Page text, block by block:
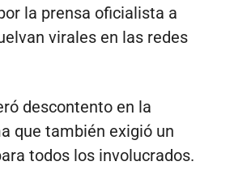
la prensa oficialista a
virales en las redes
descontento en la
que también exigió un
todos los involucrados.